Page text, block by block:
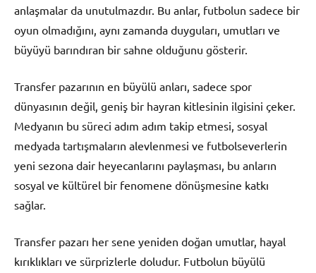
anlaşmalar da unutulmazdır. Bu anlar, futbolun sadece bir
oyun olmadığını, aynı zamanda duyguları, umutları ve
büyüyü barındıran bir sahne olduğunu gösterir.
Transfer pazarının en büyülü anları, sadece spor
dünyasının değil, geniş bir hayran kitlesinin ilgisini çeker.
Medyanın bu süreci adım adım takip etmesi, sosyal
medyada tartışmaların alevlenmesi ve futbolseverlerin
yeni sezona dair heyecanlarını paylaşması, bu anların
sosyal ve kültürel bir fenomene dönüşmesine katkı
sağlar.
Transfer pazarı her sene yeniden doğan umutlar, hayal
kırıklıkları ve sürprizlerle doludur. Futbolun büyülü